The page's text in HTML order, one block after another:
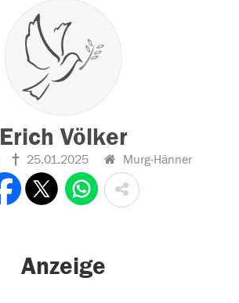
Erich Völker
25.01.2025 Murg-Hänner
Anzeige